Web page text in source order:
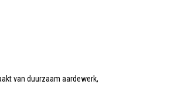
van duurzaam aardewerk,